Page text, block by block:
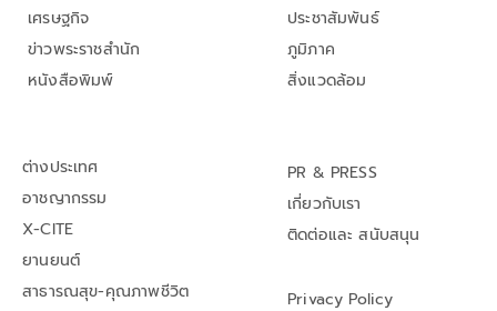
เศรษฐกิจ
ข่าวพระราชสำนัก
หนังสือพิมพ์
ประชาสัมพันธ์
ภูมิภาค
สิ่งแวดล้อม
ต่างประเทศ
อาชญากรรม
X-CITE
ยานยนต์
สาธารณสุข-คุณภาพชีวิต
PR & PRESS
เกี่ยวกับเรา
ติดต่อและ สนับสนุน
Privacy Policy